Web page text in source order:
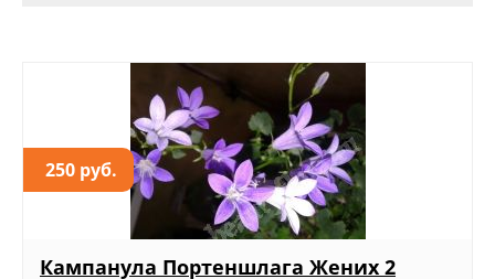
250 руб.
Кампанула Портеншлага Жених 2